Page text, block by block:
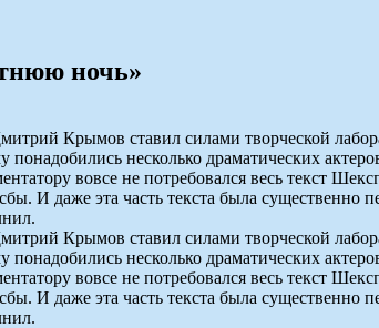
ночь»
Крымов ставил силами творческой
понадобились несколько драматических
вовсе не потребовался весь текст
И даже эта часть текста была существенно
Крымов ставил силами творческой
понадобились несколько драматических
вовсе не потребовался весь текст
И даже эта часть текста была существенно